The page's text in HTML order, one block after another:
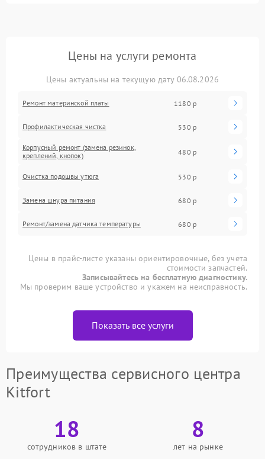
Цены на услуги ремонта
Цены актуальны на текущую дату 06.08.2026
Ремонт материнской платы 1180 р
Профилактическая чистка 530 р
Корпусный ремонт (замена резинок,
креплений, кнопок)
480 р
Очистка подошвы утюга 530 р
Замена шнура питания 680 р
Ремонт/замена датчика температуры 680 р
Цены в прайс-листе указаны ориентировочные, без учета
стоимости запчастей.
Записывайтесь на бесплатную диагностику.
Мы проверим ваше устройство и укажем на неисправность.
Показать все услуги
Преимущества сервисного центра
Kitfort
18
сотрудников в штате
8
лет на рынке